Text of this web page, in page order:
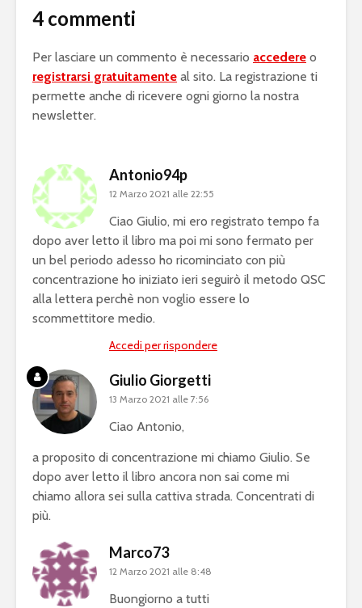
4 commenti
Per lasciare un commento è necessario accedere o
registrarsi gratuitamente al sito. La registrazione ti
permette anche di ricevere ogni giorno la nostra
newsletter.
Antonio94p
12 Marzo 2021 alle 22:55
Ciao Giulio, mi ero registrato tempo fa
dopo aver letto il libro ma poi mi sono fermato per
un bel periodo adesso ho ricominciato con più
concentrazione ho iniziato ieri seguirò il metodo QSC
alla lettera perchè non voglio essere lo
scommettitore medio.
Accedi per rispondere
Giulio Giorgetti
13 Marzo 2021 alle 7:56
Ciao Antonio,
a proposito di concentrazione mi chiamo Giulio. Se
dopo aver letto il libro ancora non sai come mi
chiamo allora sei sulla cattiva strada. Concentrati di
più.
Marco73
12 Marzo 2021 alle 8:48
Buongiorno a tutti